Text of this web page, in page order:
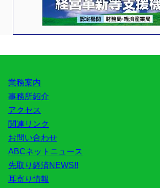
業務案内
事務所紹介
アクセス
関連リンク
お問い合わせ
ABCネットニュース
先取り経済NEWS!!
耳寄り情報